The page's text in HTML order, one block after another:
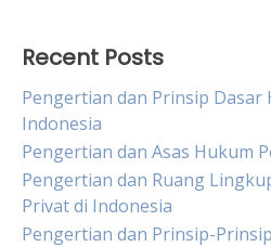
Recent Posts
Pengertian dan Prinsip Dasar
Indonesia
Pengertian dan Asas Hukum
Pengertian dan Ruang
Privat di Indonesia
Pengertian dan Prinsip-